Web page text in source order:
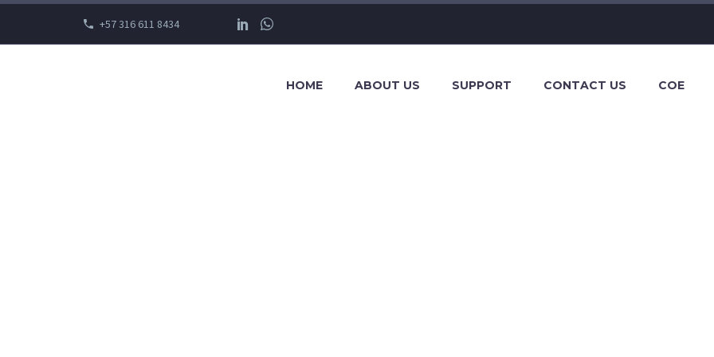
+57 316 611 8434
HOME ABOUT US SUPPORT CONTACT US COE